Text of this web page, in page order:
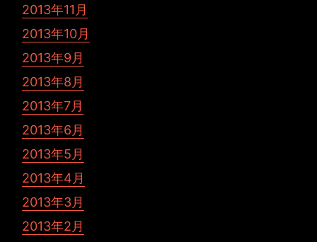
2013年11月
2013年10月
2013年9月
2013年8月
2013年7月
2013年6月
2013年5月
2013年4月
2013年3月
2013年2月